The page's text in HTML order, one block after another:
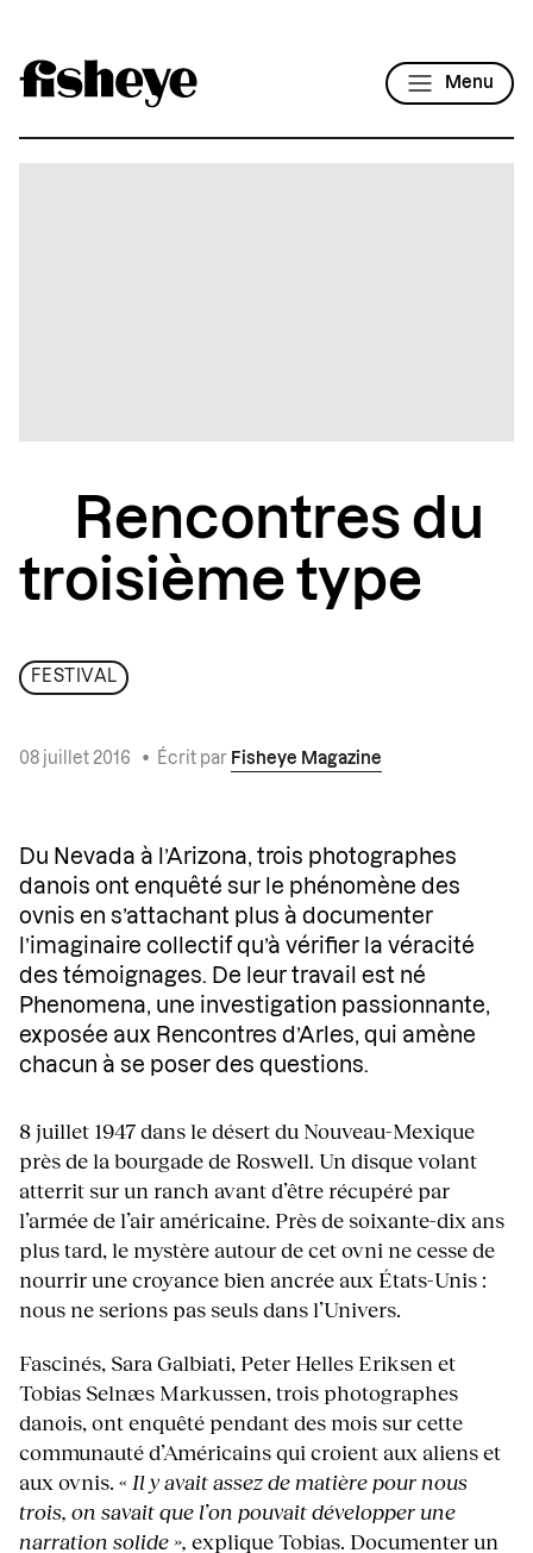
Menu
Rencontres du
troisième type
FESTIVAL
08 juillet 2016 • Écrit par Fisheye Magazine
Du Nevada à l’Arizona, trois photographes
danois ont enquêté sur le phénomène des
ovnis en s’attachant plus à documenter
l’imaginaire collectif qu’à vérifier la véracité
des témoignages. De leur travail est né
Phenomena, une investigation passionnante,
exposée aux Rencontres d’Arles, qui amène
chacun à se poser des questions.
8 juillet 1947 dans le désert du Nouveau-Mexique
près de la bourgade de Roswell. Un disque volant
atterrit sur un ranch avant d’être récupéré par
l’armée de l’air américaine. Près de soixante-dix ans
plus tard, le mystère autour de cet ovni ne cesse de
nourrir une croyance bien ancrée aux États-Unis :
nous ne serions pas seuls dans l’Univers.
Fascinés, Sara Galbiati, Peter Helles Eriksen et
Tobias Selnæs Markussen, trois photographes
danois, ont enquêté pendant des mois sur cette
communauté d’Américains qui croient aux aliens et
aux ovnis. « Il y avait assez de matière pour nous
trois, on savait que l’on pouvait développer une
narration solide », explique Tobias. Documenter un